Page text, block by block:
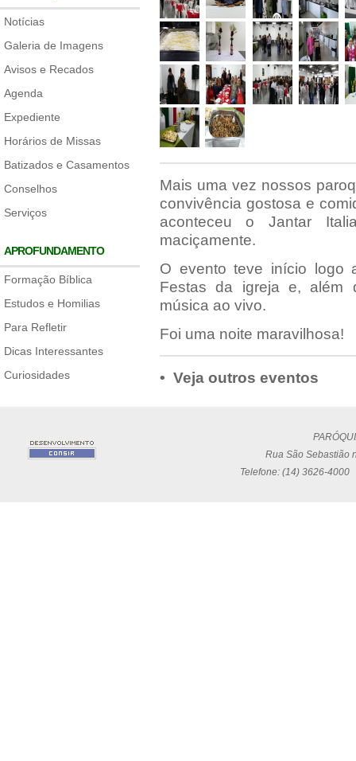
Notícias
Galeria de Imagens
Avisos e Recados
Agenda
Expediente
Horários de Missas
Batizados e Casamentos
Conselhos
Serviços
APROFUNDAMENTO
Formação Bíblica
Estudos e Homilias
Para Refletir
Dicas Interessantes
Curiosidades
Mais uma vez nossos
convivência gostosa e
aconteceu o Jantar
maciçamente.
O evento teve início logo
Festas da igreja e, além
música ao vivo.
Foi uma noite maravilhosa!
• Veja outros eventos
Rua São Sebastião
Telefone: (14) 3626-